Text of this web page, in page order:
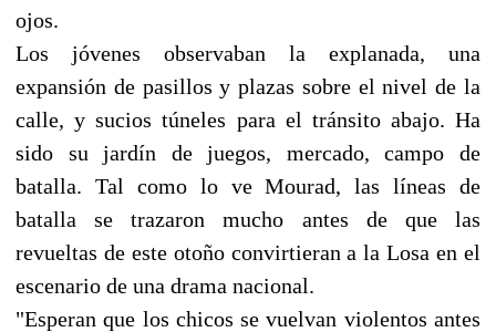
ojos.
Los jóvenes observaban la explanada, una
expansión de pasillos y plazas sobre el nivel de la
calle, y sucios túneles para el tránsito abajo. Ha
sido su jardín de juegos, mercado, campo de
batalla. Tal como lo ve Mourad, las líneas de
batalla se trazaron mucho antes de que las
revueltas de este otoño convirtieran a la Losa en el
escenario de una drama nacional.
"Esperan que los chicos se vuelvan violentos antes